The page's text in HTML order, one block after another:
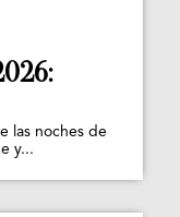
las noches de
y...